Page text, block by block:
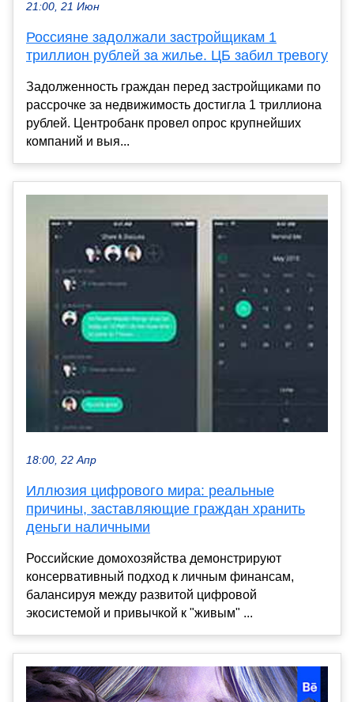
21:00, 21 Июн
Россияне задолжали застройщикам 1
триллион рублей за жилье. ЦБ забил тревогу
Задолженность граждан перед застройщиками по
рассрочке за недвижимость достигла 1 триллиона
рублей. Центробанк провел опрос крупнейших
компаний и выя...
18:00, 22 Апр
Иллюзия цифрового мира: реальные
причины, заставляющие граждан хранить
деньги наличными
Российские домохозяйства демонстрируют
консервативный подход к личным финансам,
балансируя между развитой цифровой
экосистемой и привычкой к "живым" ...